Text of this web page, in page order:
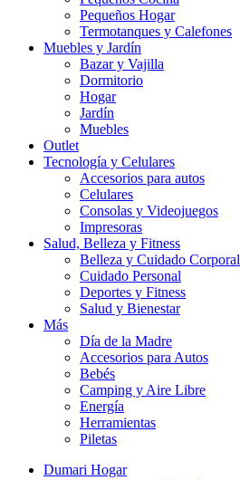
Pequeños Hogar
Termotanques y Calefones
Muebles y Jardín
Bazar y Vajilla
Dormitorio
Hogar
Jardín
Muebles
Outlet
Tecnología y Celulares
Accesorios para autos
Celulares
Consolas y Videojuegos
Impresoras
Salud, Belleza y Fitness
Belleza y Cuidado Corporal
Cuidado Personal
Deportes y Fitness
Salud y Bienestar
Más
Día de la Madre
Accesorios para Autos
Bebés
Camping y Aire Libre
Energía
Herramientas
Piletas
Dumari Hogar